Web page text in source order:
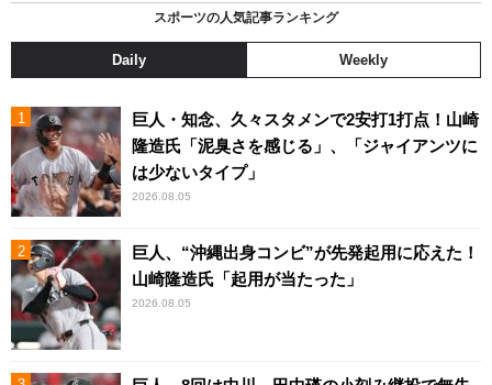
スポーツの人気記事ランキング
Daily Weekly
巨人・知念、久々スタメンで2安打1打点！山崎
隆造氏「泥臭さを感じる」、「ジャイアンツに
は少ないタイプ」
2026.08.05
巨人、“沖縄出身コンビ”が先発起用に応えた！
山崎隆造氏「起用が当たった」
2026.08.05